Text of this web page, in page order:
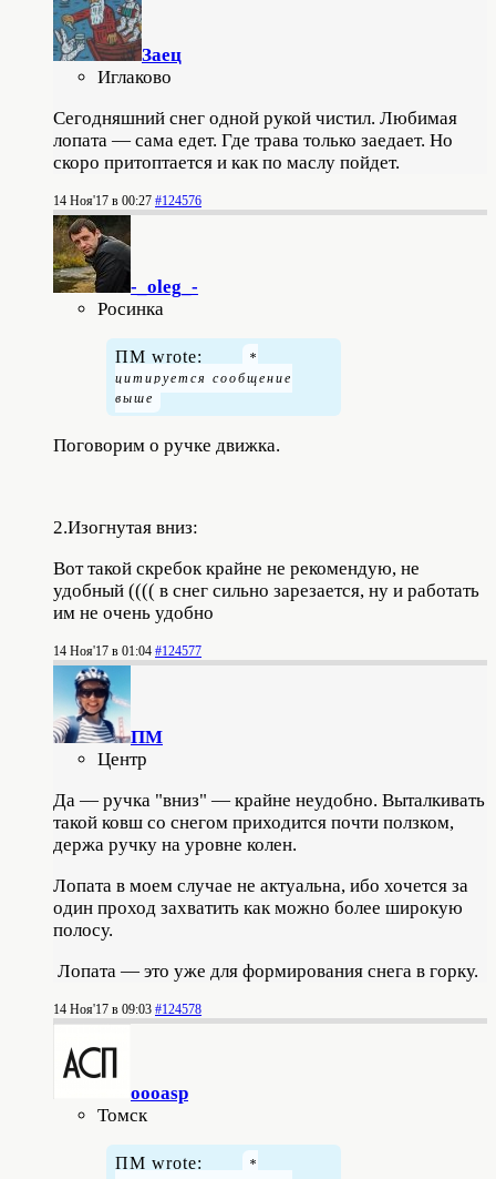
Заец
Иглаково
Сегодняшний снег одной рукой чистил. Любимая
лопата — сама едет. Где трава только заедает. Но
скоро притоптается и как по маслу пойдет.
14 Ноя'17 в 00:27 #124576
-_oleg_-
Росинка
ПМ wrote:
Поговорим о ручке движка.
2.Изогнутая вниз:
Вот такой скребок крайне не рекомендую, не
удобный (((( в снег сильно зарезается, ну и работать
им не очень удобно
14 Ноя'17 в 01:04 #124577
ПМ
Центр
Да — ручка "вниз" — крайне неудобно. Выталкивать
такой ковш со снегом приходится почти ползком,
держа ручку на уровне колен.
Лопата в моем случае не актуальна, ибо хочется за
один проход захватить как можно более широкую
полосу.
Лопата — это уже для формирования снега в горку.
14 Ноя'17 в 09:03 #124578
oooasp
Томск
ПМ wrote: